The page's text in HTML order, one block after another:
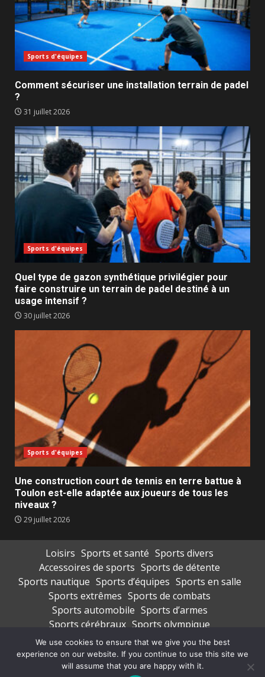
Sports d'équipes
Comment sécuriser une installation terrain de padel
?
31 juillet 2026
Sports d'équipes
Quel type de gazon synthétique privilégier pour
faire construire un terrain de padel destiné à un
usage intensif ?
30 juillet 2026
Sports d'équipes
Une construction court de tennis en terre battue à
Toulon est-elle adaptée aux joueurs de tous les
niveaux ?
29 juillet 2026
Loisirs Sports et santé Sports divers
Accessoires de sports Sports de détente
Sports nautique Sports d’équipes Sports en salle
Sports extrêmes Sports de combats
Sports automobile Sports d’armes
Sports cérébraux Sports olympique
Transport de sportifs Vêtements de sports
Copyright © All rights reserved.|DarkNews
We use cookies to ensure that we give you the best
experience on our website. If you continue to use this site we
will assume that you are happy with it.